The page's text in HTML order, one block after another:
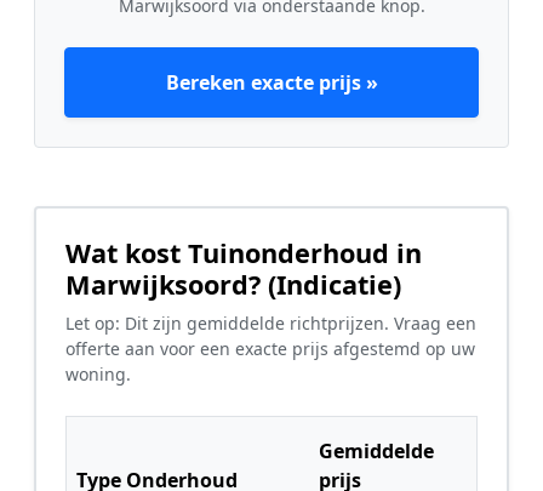
Marwijksoord via onderstaande knop.
Bereken exacte prijs »
Wat kost Tuinonderhoud in
Marwijksoord? (Indicatie)
Let op: Dit zijn gemiddelde richtprijzen. Vraag een
offerte aan voor een exacte prijs afgestemd op uw
woning.
Type Onderhoud
Gemiddelde
prijs